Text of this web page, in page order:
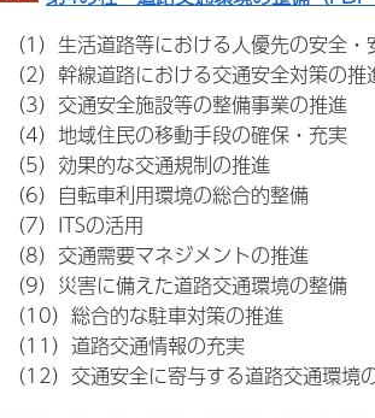
（1）生活道路等における人優先の安全・
（2）幹線道路における交通安全対策の推
（3）交通安全施設等の整備事業の推進
（4）地域住民の移動手段の確保・充実
（5）効果的な交通規制の推進
（6）自転車利用環境の総合的整備
（7）ITSの活用
（8）交通需要マネジメントの推進
（9）災害に備えた道路交通環境の整備
（10）総合的な駐車対策の推進
（11）道路交通情報の充実
（12）交通安全に寄与する道路交通環境